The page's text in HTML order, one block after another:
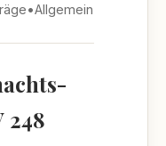
•Allgemein
248